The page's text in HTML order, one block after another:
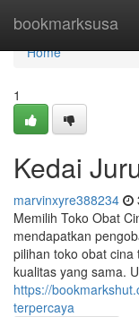
bookmarksusa
Home
Home
1
Kedai
marvinxyre388234
Memilih Toko Obat
mendapatkan
pilihan toko obat
kualitas yang sama.
https://
terpercaya